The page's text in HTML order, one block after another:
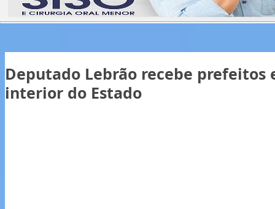
Deputado Lebrão recebe prefeitos
interior do Estado